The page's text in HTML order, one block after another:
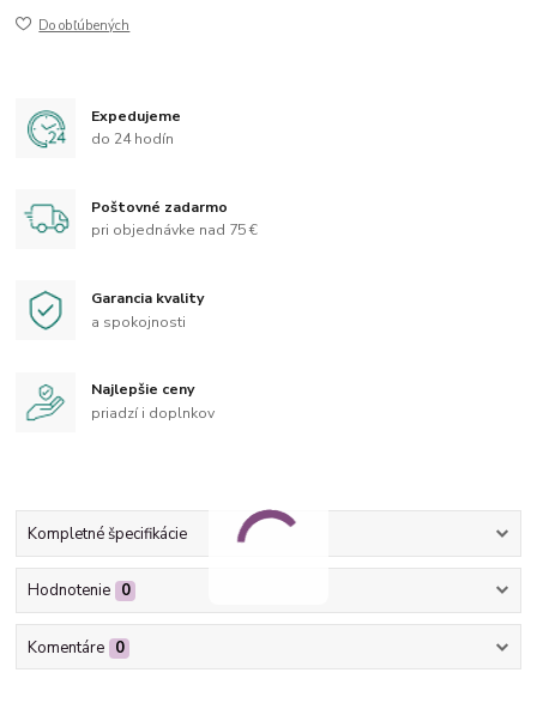
Do obľúbených
Expedujeme
do 24 hodín
Poštovné zadarmo
pri objednávke nad 75 €
Garancia kvality
a spokojnosti
Najlepšie ceny
priadzí i doplnkov
Kompletné špecifikácie
Hodnotenie 0
Komentáre 0